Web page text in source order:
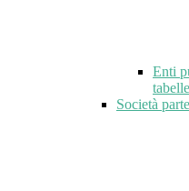
Enti
Società